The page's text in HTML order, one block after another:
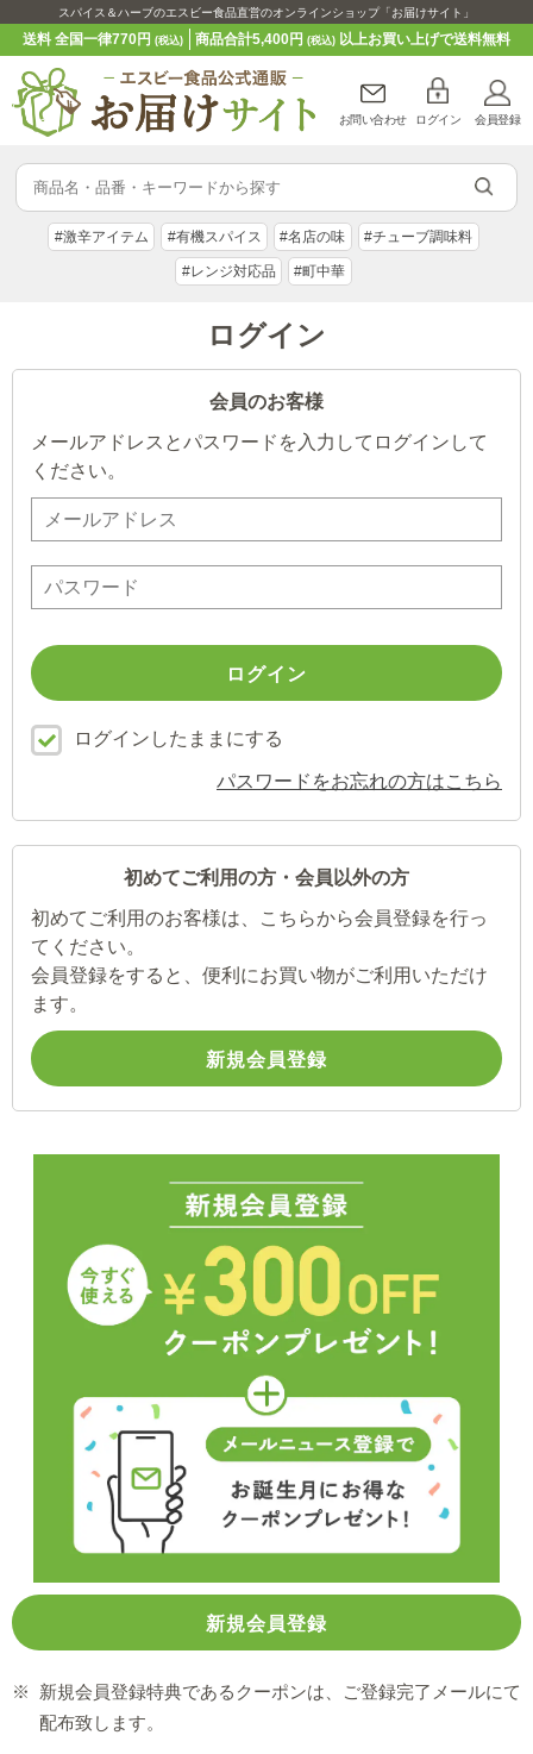
スパイス＆ハーブのエスビー食品直営のオンラインショップ「お届けサイト」
送料 全国一律770円(税込) 商品合計5,400円 (税込)以上お買い上げで送料無料
お問い合わせ ログイン 会員登録
#激辛アイテム #有機スパイス #名店の味 #チューブ調味料
#レンジ対応品 #町中華
ログイン
会員のお客様
メールアドレスとパスワードを入力してログインして
ください。
ログインしたままにする
パスワードをお忘れの方はこちら
初めてご利用の方・会員以外の方
初めてご利用のお客様は、こちらから会員登録を行っ
てください。
会員登録をすると、便利にお買い物がご利用いただけ
ます。
※
新規会員登録特典であるクーポンは、ご登録完了メールにて
配布致します。